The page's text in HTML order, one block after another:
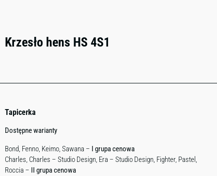
Krzesło hens HS 4S1
Tapicerka
Dostępne warianty
Bond, Fenno, Keimo, Sawana – I grupa cenowa
Charles, Charles – Studio Design, Era – Studio Design, Fighter, Pastel,
Roccia – II grupa cenowa